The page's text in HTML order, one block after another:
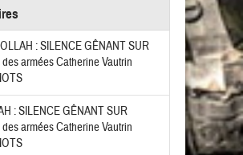
: SILENCE GÊNANT SUR
armées Catherine Vautrin
: SILENCE GÊNANT SUR
armées Catherine Vautrin